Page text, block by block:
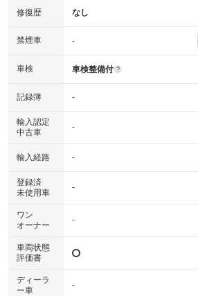
※グー鑑定は保証サービスではございません。
※実際にお渡しするコンディションチェックシ
※グー鑑定の評価はあくまでも記載している鑑
す。車両情報等の詳細は各販売店へお問い合わ
修復歴 なし
禁煙車 -
車検 車検整備付 ?
記録簿 -
輸入認定
中古車
-
輸入経路 -
登録済
未使用車
-
ワン
オーナー
-
車両状態
評価書
ディーラ
ー車
-